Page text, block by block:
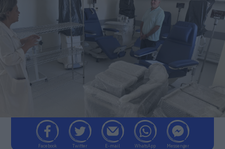
Facebook Twitter E-mail WhatsApp Messenger